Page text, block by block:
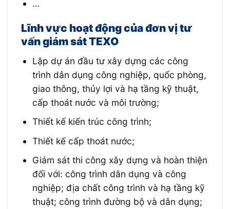
…
Lĩnh vực hoạt động của đơn vị tư
vấn giám sát TEXO
Lập dự án đầu tư xây dựng các công
trình dân dụng công nghiệp, quốc phòng,
giao thông, thủy lợi và hạ tầng kỹ thuật,
cấp thoát nước và môi trường;
Thiết kế kiến trúc công trình;
Thiết kế cấp thoát nước;
Giám sát thi công xây dựng và hoàn thiện
đối với: công trình dân dụng và công
nghiệp; địa chất công trình và hạ tầng kỹ
thuật; công trình đường bộ và dân dụng;